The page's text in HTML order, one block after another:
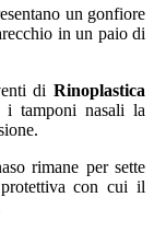
un gonfiore
in un paio di
di Rinoplastica
i tamponi nasali la
rimane per sette
con cui il